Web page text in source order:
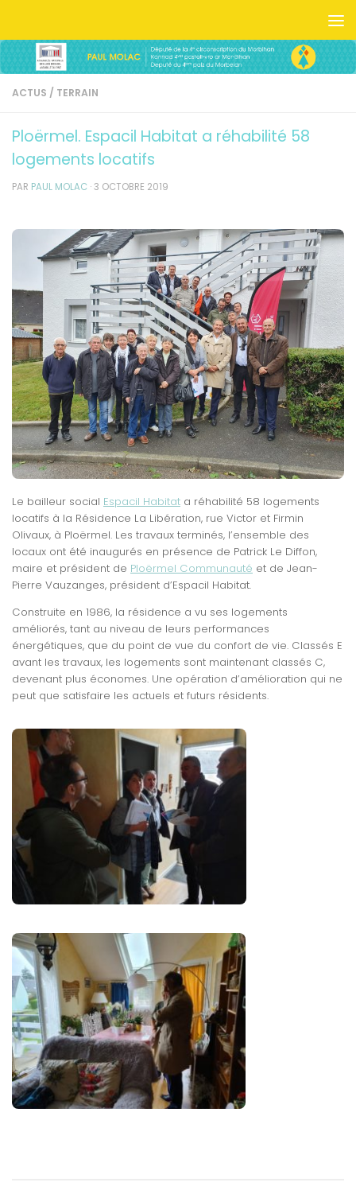
ACTUS / TERRAIN
Ploërmel. Espacil Habitat a réhabilité 58
logements locatifs
PAR PAUL MOLAC ·3 OCTOBRE 2019
Le bailleur social Espacil Habitat a réhabilité 58 logements
locatifs à la Résidence La Libération, rue Victor et Firmin
Olivaux, à Ploërmel. Les travaux terminés, l’ensemble des
locaux ont été inaugurés en présence de Patrick Le Diffon,
maire et président de Ploërmel Communauté et de Jean-
Pierre Vauzanges, président d’Espacil Habitat.
Construite en 1986, la résidence a vu ses logements
améliorés, tant au niveau de leurs performances
énergétiques, que du point de vue du confort de vie. Classés E
avant les travaux, les logements sont maintenant classés C,
devenant plus économes. Une opération d’amélioration qui ne
peut que satisfaire les actuels et futurs résidents.